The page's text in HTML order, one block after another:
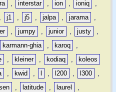
, interstar , ion , ioniq
,
, j1 , j5 , jalpa , jarama
,
, jumpy , junior , justy
,
karmann-ghia , karoq
,
, kleiner , kodiaq ,
koleos
, kwid , , l200 , l300
,
, latitude , laurel
,